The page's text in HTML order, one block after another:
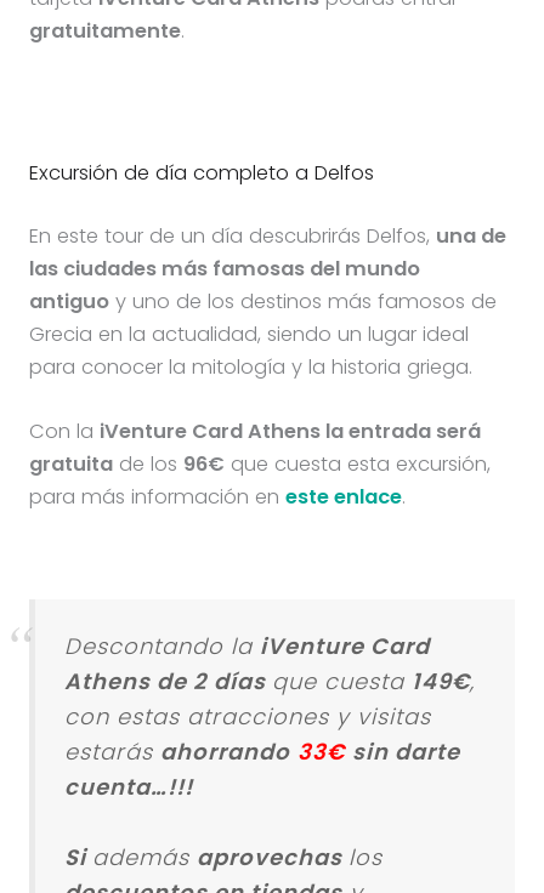
gratuitamente.
Excursión de día completo a Delfos
En este tour de un día descubrirás Delfos, una de
las ciudades más famosas del mundo
antiguoy uno de los destinos más famosos de
Grecia en la actualidad, siendo un lugar ideal
para conocer la mitología y la historia griega.
Con la iVenture Card Athens la entrada será
gratuitade los 96€ que cuesta esta excursión,
para más información en este enlace.
Descontando la iVenture Card
Athens de 2 días que cuesta 149€,
con estas atracciones y visitas
estarás ahorrando 33€ sin darte
cuenta…!!!
Si además aprovechas los